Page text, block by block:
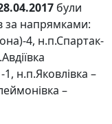
були
за напрямками:
4, н.п.Спартак-
н.п.Яковлівка –
–